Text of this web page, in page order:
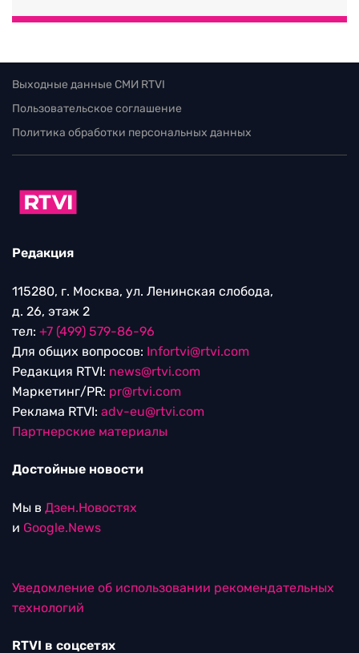
Выходные данные СМИ RTVI
Пользовательское соглашение
Политика обработки персональных данных
Редакция
115280, г. Москва, ул. Ленинская слобода,
д. 26, этаж 2
тел: +7 (499) 579-86-96
Для общих вопросов: Infortvi@rtvi.com
Редакция RTVI: news@rtvi.com
Маркетинг/PR: pr@rtvi.com
Реклама RTVI: adv-eu@rtvi.com
Партнерские материалы
Достойные новости
Мы в Дзен.Новостях
и Google.News
Уведомление об использовании рекомендательных
технологий
RTVI в соцсетях